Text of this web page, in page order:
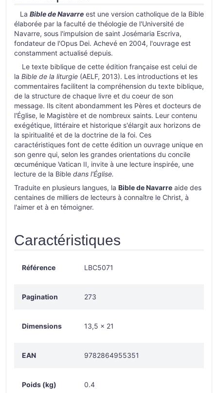
La Bible de Navarre est une version catholique de la Bible
élaborée par la faculté de théologie de l'Université de
Navarre, sous l'impulsion de saint Josémaria Escriva,
fondateur de l'Opus Dei. Achevé en 2004, l'ouvrage est
constamment actualisé depuis.
Le texte biblique de cette édition française est celui de
la Bible de la liturgie (AELF, 2013). Les introductions et les
commentaires facilitent la compréhension du texte biblique,
de la structure de chaque livre et du coeur de son
message. Ils citent abondamment les Pères et docteurs de
l'Église, le Magistère et de nombreux saints. Leur contenu
exégétique, littéraire et historique s'élargit aux horizons de
la spiritualité et de la doctrine de la foi. Ces
caractéristiques font de cette édition un ouvrage unique en
son genre qui, selon les grandes orientations du concile
œcuménique Vatican II, invite à une lecture inspirée, une
lecture de la Bible dans l'Église.
Traduite en plusieurs langues, la Bible de Navarre aide des
centaines de milliers de lecteurs à connaître le Christ, à
l'aimer et à en témoigner.
Caractéristiques
Référence LBC5071
Pagination 273
Dimensions 13,5 x 21
EAN 9782864955351
Poids (kg) 0.4